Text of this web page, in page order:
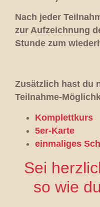
Nach jeder
zur Aufzeichnung
Stunde zum
Zusätzlich hast du
Teilnahme-
Komplettkurs
5er-Karte
einmaliges
Sei
so wie